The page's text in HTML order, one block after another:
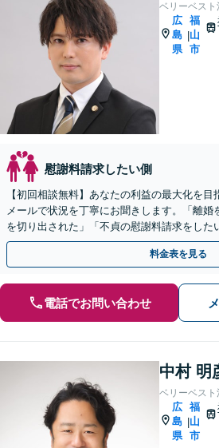
ベリーベス
広
島
県
|
福
山
市
慰謝料請求したい側
【初回相談無料】あなたの利益の最大化を目
メールで状況を丁寧にお聞きします。「離婚
を切り出された」「不貞の慰謝料請求をした
【リーズナブルな料金設定】
料金表を見る
電話でお問い合わせ
中村 明
ベリーベス
広
島
県
|
福
山
市